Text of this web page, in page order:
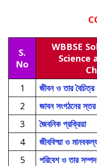
S.
No
WBBSE
Science
1
জীবন ও তার বৈচিত্র
2
জাবন সংগঠনের স্তর
3
জৈবনিক প্রক্রিয়া
4
জীববিদ্য়া ও
5
পরিবেশ ও তার সম্পদ